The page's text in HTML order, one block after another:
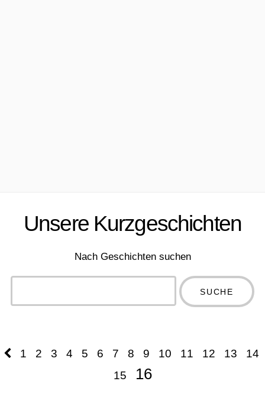
Unsere Kurzgeschichten
Nach Geschichten suchen
results.
Type 2 or
1
2 3 4 5 6 7 8 9 10 11 12 13
14
15
16